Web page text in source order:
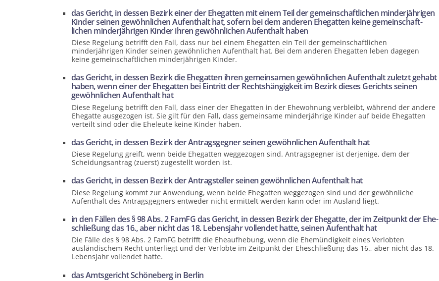
das Gericht, in dessen Bezirk einer der Ehegatten mit einem Teil der gemeinschaft­lichen minderjährigen
Kinder seinen gewöhnlichen Aufenthalt hat, sofern bei dem anderen Ehegatten keine gemeinschaft­
lichen minderjährigen Kinder ihren gewöhnlichen Aufenthalt haben
Diese Regelung betrifft den Fall, dass nur bei einem Ehegatten ein Teil der gemeinschaft­lichen
minderjährigen Kinder seinen gewöhnlichen Aufenthalt hat. Bei dem anderen Ehegatten leben dagegen
keine gemeinschaft­lichen minderjährigen Kinder.
das Gericht, in dessen Bezirk die Ehegatten ihren gemeinsamen gewöhnlichen Aufenthalt zuletzt gehabt
haben, wenn einer der Ehegatten bei Eintritt der Rechtshängigkeit im Bezirk dieses Gerichts seinen
gewöhnlichen Aufenthalt hat
Diese Regelung betrifft den Fall, dass einer der Ehegatten in der Ehewohnung verbleibt, während der andere
Ehegatte ausgezogen ist. Sie gilt für den Fall, dass gemeinsame minder­jährige Kinder auf beide Ehegatten
verteilt sind oder die Eheleute keine Kinder haben.
das Gericht, in dessen Bezirk der Antrags­gegner seinen gewöhnlichen Aufenthalt hat
Diese Regelung greift, wenn beide Ehegatten weggezogen sind. Antrags­gegner ist derjenige, dem der
Scheidungs­antrag (zuerst) zugestellt worden ist.
das Gericht, in dessen Bezirk der Antragsteller seinen gewöhnlichen Aufenthalt hat
Diese Regelung kommt zur Anwendung, wenn beide Ehegatten weggezogen sind und der gewöhnliche
Aufenthalt des Antrags­gegners entweder nicht ermittelt werden kann oder im Ausland liegt.
in den Fällen des § 98 Abs. 2 FamFG das Gericht, in dessen Bezirk der Ehegatte, der im Zeitpunkt der Ehe­
schließung das 16., aber nicht das 18. Lebensjahr vollendet hatte, seinen Aufenthalt hat
Die Fälle des § 98 Abs. 2 FamFG betrifft die Ehe­aufhebung, wenn die Ehe­mündigkeit eines Verlobten
ausländischem Recht unterliegt und der Verlobte im Zeitpunkt der Ehe­schließung das 16., aber nicht das 18.
Lebensjahr vollendet hatte.
das Amtsgericht Schöneberg in Berlin